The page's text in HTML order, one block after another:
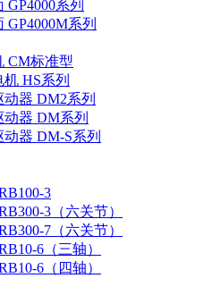
系列
系列
CM标准型
HS系列
器 DM2系列
器 DM系列
器 DM-S系列
3
3（六关节）
7（六关节）
6（三轴）
6（四轴）